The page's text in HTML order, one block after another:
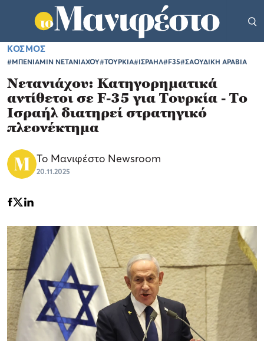
ΚΟΣΜΟΣ
#ΜΠΕΝΙΑΜΙΝ ΝΕΤΑΝΙΑΧΟΥ#ΤΟΥΡΚΙΑ#ΙΣΡΑΗΛ#F35#ΣΑΟΥΔΙΚΗ ΑΡΑΒΙΑ
Νετανιάχου: Κατηγορηματικά
αντίθετοι σε F-35 για Τουρκία - Το
Ισραήλ διατηρεί στρατηγικό
πλεονέκτημα
Το Μανιφέστο Newsroom
20.11.2025